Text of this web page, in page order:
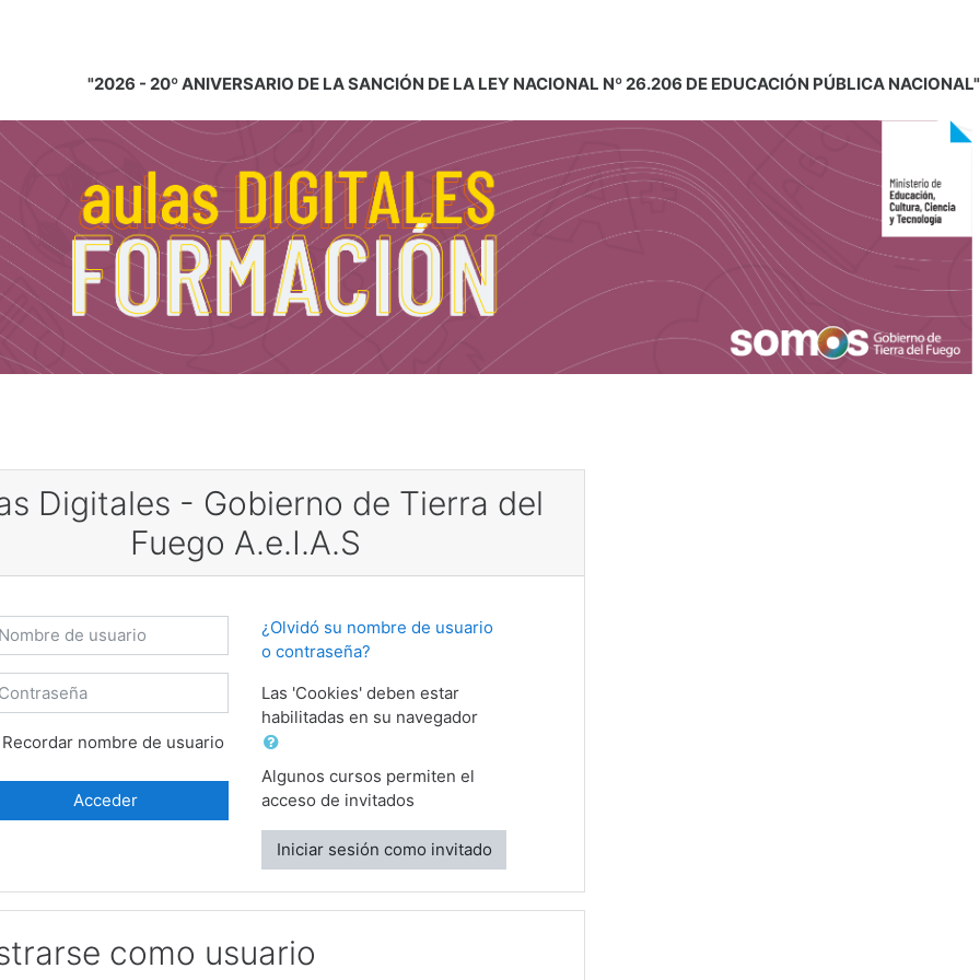
"2026 - 20º ANIVERSARIO DE LA SANCIÓN DE LA LEY NACIONAL Nº 26.206 DE EDUCACIÓN PÚBLICA NACIONAL"
Digitales - Gobierno de Tierra del
Fuego A.e.I.A.S
de usuario
Recordar nombre de usuario
Acceder
¿Olvidó su nombre de usuario
o contraseña?
Las 'Cookies' deben estar
habilitadas en su navegador
Algunos cursos permiten el
acceso de invitados
Iniciar sesión como invitado
como usuario